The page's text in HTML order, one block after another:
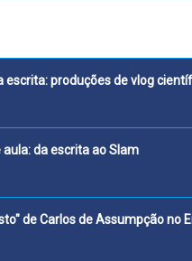
orais na
Marginal na
poema "Protesto"